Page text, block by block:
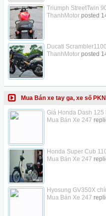
Triumph StreetTwin
ThanhMotorposted
Ducati
ThanhMotorposted
Mua Bán xe tay ga, xe số PKN
Giá Honda Dash 125
Mua Bán Xe 247
Honda Super Cub
Mua Bán Xe 247
Hyosung GV350X
Mua Bán Xe 247